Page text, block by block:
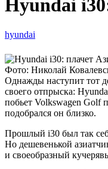
Hyundai
hyundai
Фото: Николай
Однажды наступит тот
своего отпрыска:
побьет Volkswagen Golf
подобрался он близко.
Прошлый i30 был так
Но дешевенькой
и своеобразный